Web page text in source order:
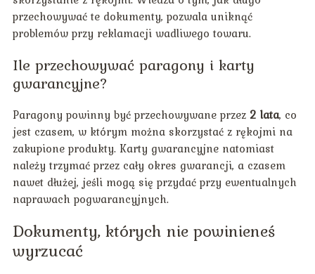
przechowywać te dokumenty, pozwala uniknąć
problemów przy reklamacji wadliwego towaru.
Ile przechowywać paragony i karty
gwarancyjne?
Paragony powinny być przechowywane przez 2 lata, co
jest czasem, w którym można skorzystać z rękojmi na
zakupione produkty. Karty gwarancyjne natomiast
należy trzymać przez cały okres gwarancji, a czasem
nawet dłużej, jeśli mogą się przydać przy ewentualnych
naprawach pogwarancyjnych.
Dokumenty, których nie powinieneś
wyrzucać